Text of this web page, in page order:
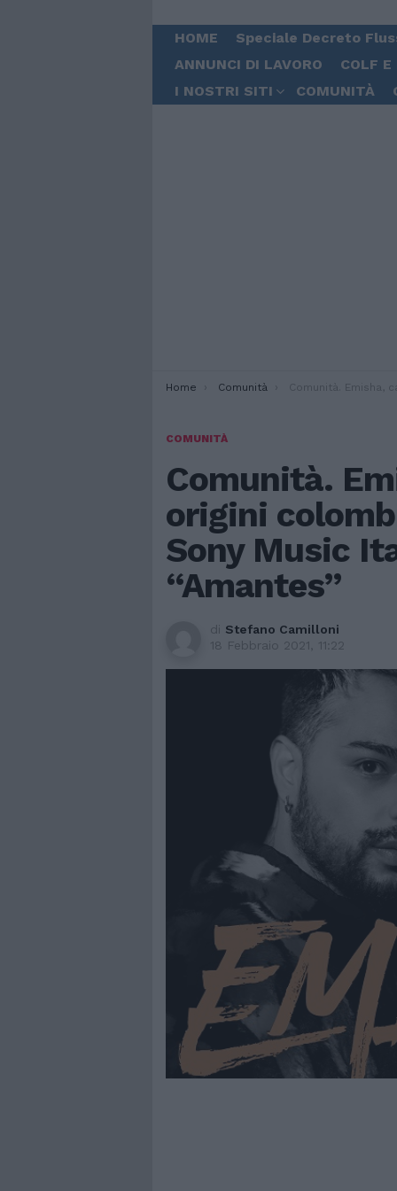
HOME Speciale Decreto
ANNUNCI DI LAVORO
COLF
I NOSTRI SITI
COMUNITÀ
You are here:
Home Comunità Comunità. Emisha, cantante di origini colombiane firma con
COMUNITÀ
Comunità.
origini
Sony Music
“Amantes”
di Stefano Camilloni
18 Febbraio 2021, 11:22